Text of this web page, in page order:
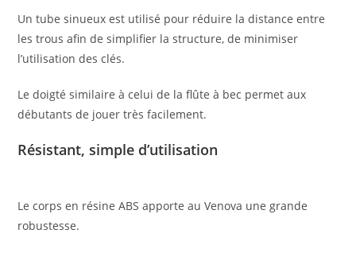
Un tube sinueux est utilisé pour réduire la distance entre
les trous afin de simplifier la structure, de minimiser
l’utilisation des clés.
Le doigté similaire à celui de la flûte à bec permet aux
débutants de jouer très facilement.
Résistant, simple d’utilisation
Le corps en résine ABS apporte au Venova une grande
robustesse.